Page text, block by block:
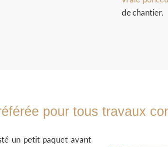
de chantier.
pour tous travaux
un petit paquet avant